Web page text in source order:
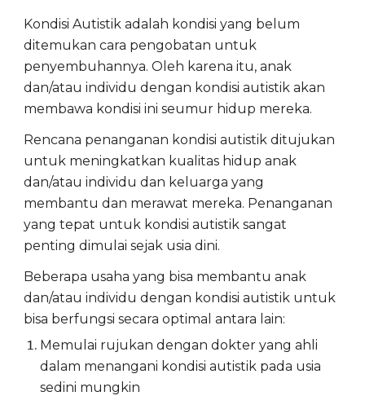
Kondisi Autistik adalah kondisi yang belum
ditemukan cara pengobatan untuk
penyembuhannya. Oleh karena itu, anak
dan/atau individu dengan kondisi autistik akan
membawa kondisi ini seumur hidup mereka.
Rencana penanganan kondisi autistik ditujukan
untuk meningkatkan kualitas hidup anak
dan/atau individu dan keluarga yang
membantu dan merawat mereka. Penanganan
yang tepat untuk kondisi autistik sangat
penting dimulai sejak usia dini.
Beberapa usaha yang bisa membantu anak
dan/atau individu dengan kondisi autistik untuk
bisa berfungsi secara optimal antara lain:
Memulai rujukan dengan dokter yang ahli
dalam menangani kondisi autistik pada usia
sedini mungkin